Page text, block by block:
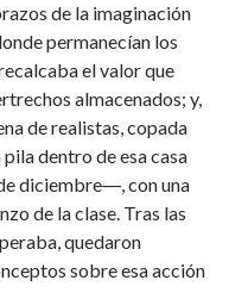
de la imaginación
permanecían los
el valor que
almacenados; y,
de realistas, copada
dentro de esa casa
diciembre―, con una
de la clase. Tras las
quedaron
sobre esa acción